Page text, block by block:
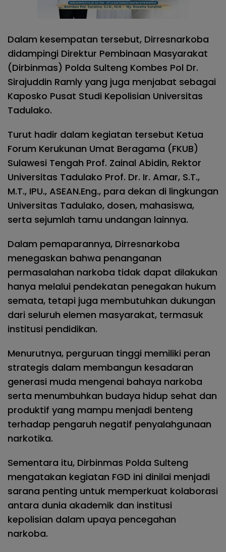
Dalam kesempatan tersebut, Dirresnarkoba
didampingi Direktur Pembinaan Masyarakat
(Dirbinmas) Polda Sulteng Kombes Pol Dr.
Sirajuddin Ramly yang juga menjabat sebagai
Kaposko Pusat Studi Kepolisian Universitas
Tadulako.
Turut hadir dalam kegiatan tersebut Ketua
Forum Kerukunan Umat Beragama (FKUB)
Sulawesi Tengah Prof. Zainal Abidin, Rektor
Universitas Tadulako Prof. Dr. Ir. Amar, S.T.,
M.T., IPU., ASEAN.Eng., para dekan di lingkungan
Universitas Tadulako, dosen, mahasiswa,
serta sejumlah tamu undangan lainnya.
Dalam pemaparannya, Dirresnarkoba
menegaskan bahwa penanganan
permasalahan narkoba tidak dapat dilakukan
hanya melalui pendekatan penegakan hukum
semata, tetapi juga membutuhkan dukungan
dari seluruh elemen masyarakat, termasuk
institusi pendidikan.
Menurutnya, perguruan tinggi memiliki peran
strategis dalam membangun kesadaran
generasi muda mengenai bahaya narkoba
serta menumbuhkan budaya hidup sehat dan
produktif yang mampu menjadi benteng
terhadap pengaruh negatif penyalahgunaan
narkotika.
Sementara itu, Dirbinmas Polda Sulteng
mengatakan kegiatan FGD ini dinilai menjadi
sarana penting untuk memperkuat kolaborasi
antara dunia akademik dan institusi
kepolisian dalam upaya pencegahan
narkoba.